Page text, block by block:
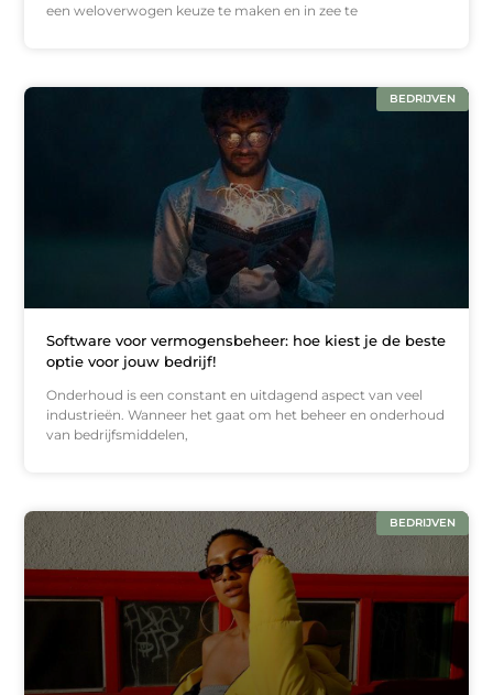
een weloverwogen keuze te maken en in zee te
BEDRIJVEN
Software voor vermogensbeheer: hoe kiest je de beste
optie voor jouw bedrijf!
Onderhoud is een constant en uitdagend aspect van veel
industrieën. Wanneer het gaat om het beheer en onderhoud
van bedrijfsmiddelen,
BEDRIJVEN